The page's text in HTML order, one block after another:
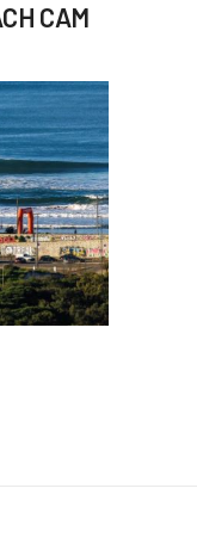
CAM